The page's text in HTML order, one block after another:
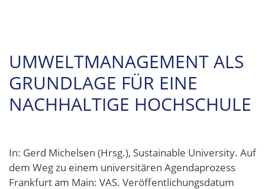
UMWELTMANAGEMENT ALS
GRUNDLAGE FÜR EINE
NACHHALTIGE HOCHSCHULE
In: Gerd Michelsen (Hrsg.), Sustainable University. Auf
dem Weg zu einem universitären Agendaprozess
Frankfurt am Main: VAS. Veröffentlichungsdatum